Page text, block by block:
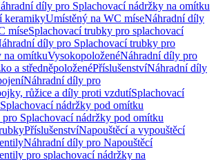
díly pro Splachovací nádržky na omítku
keramikyUmístěný na WC míseNáhradní díly
míseSplachovací trubky pro splachovací
díly pro Splachovací trubky pro
na omítkuVysokopoloženéNáhradní díly pro
a středněpoloženéPříslušenstvíNáhradní díly
Náhradní díly pro
růžice a díly proti vzdutíSplachovací
Splachovací nádržky pod omítku
Splachovací nádržky pod omítku
PříslušenstvíNapouštěcí a vypouštěcí
Náhradní díly pro Napouštěcí
pro splachovací nádržky na